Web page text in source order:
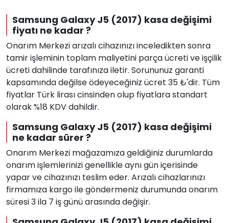
Samsung Galaxy J5 (2017) kasa değişimi
fiyatı ne kadar ?
Onarım Merkezi arızalı cihazınızı inceledikten sonra
tamir işleminin toplam maliyetini parça ücreti ve işçilik
ücreti dahilinde tarafınıza iletir. Sorununuz garanti
kapsamında değilse ödeyeceğiniz ücret 35 ₺'dir. Tüm
fiyatlar Türk lirası cinsinden olup fiyatlara standart
olarak %18 KDV dahildir.
Samsung Galaxy J5 (2017) kasa değişimi
ne kadar sürer ?
Onarım Merkezi mağazamıza geldiğiniz durumlarda
onarım işlemlerinizi genellikle aynı gün içerisinde
yapar ve cihazınızı teslim eder. Arızalı cihazlarınızı
firmamıza kargo ile göndermeniz durumunda onarım
süresi 3 ila 7 iş günü arasında değişir.